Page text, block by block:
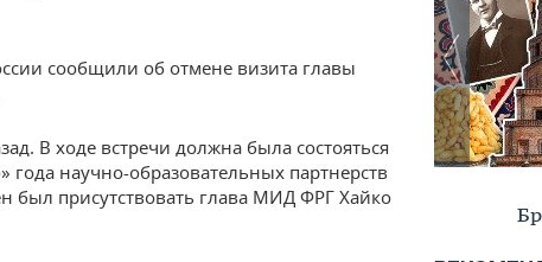
сообщили об отмене визита главы
В ходе встречи должна была состояться
года научно-образовательных партнерств
был присутствовать глава МИД ФРГ Хайко